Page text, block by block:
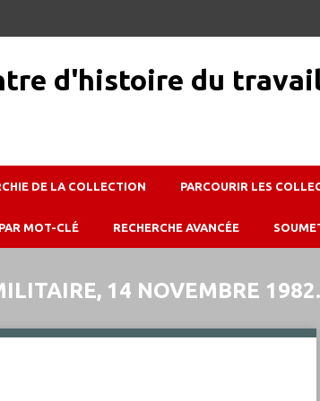
DE LA COLLECTION PARCOURIR LES
MOT-CLÉ RECHERCHE AVANCÉE
14 NOVEMBRE 1982.